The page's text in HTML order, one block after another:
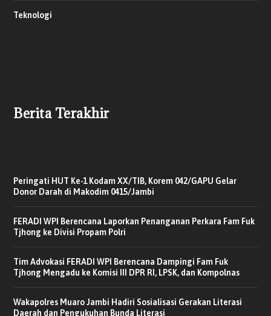
Teknologi
Berita Terakhir
Peringati HUT Ke-1 Kodam XX/TIB, Korem 042/GAPU Gelar
Donor Darah di Makodim 0415/Jambi
FERADI WPI Berencana Laporkan Penanganan Perkara Fam Fuk
Tjhong ke Divisi Propam Polri
Tim Advokasi FERADI WPI Berencana Dampingi Fam Fuk
Tjhong Mengadu ke Komisi III DPR RI, LPSK, dan Kompolnas
Wakapolres Muaro Jambi Hadiri Sosialisasi Gerakan Literasi
Daerah dan Pengukuhan Bunda Literasi